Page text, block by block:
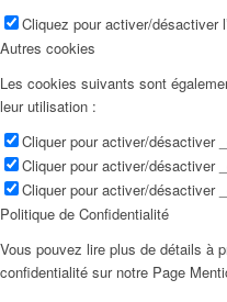
Cliquez pour activer/désactiver
Autres cookies
Les cookies suivants sont
leur utilisation :
Cliquer pour activer/désactiver
Cliquer pour activer/désactiver
Cliquer pour activer/désactiver
Politique de Confidentialité
Vous pouvez lire plus de détails à
confidentialité sur notre Page